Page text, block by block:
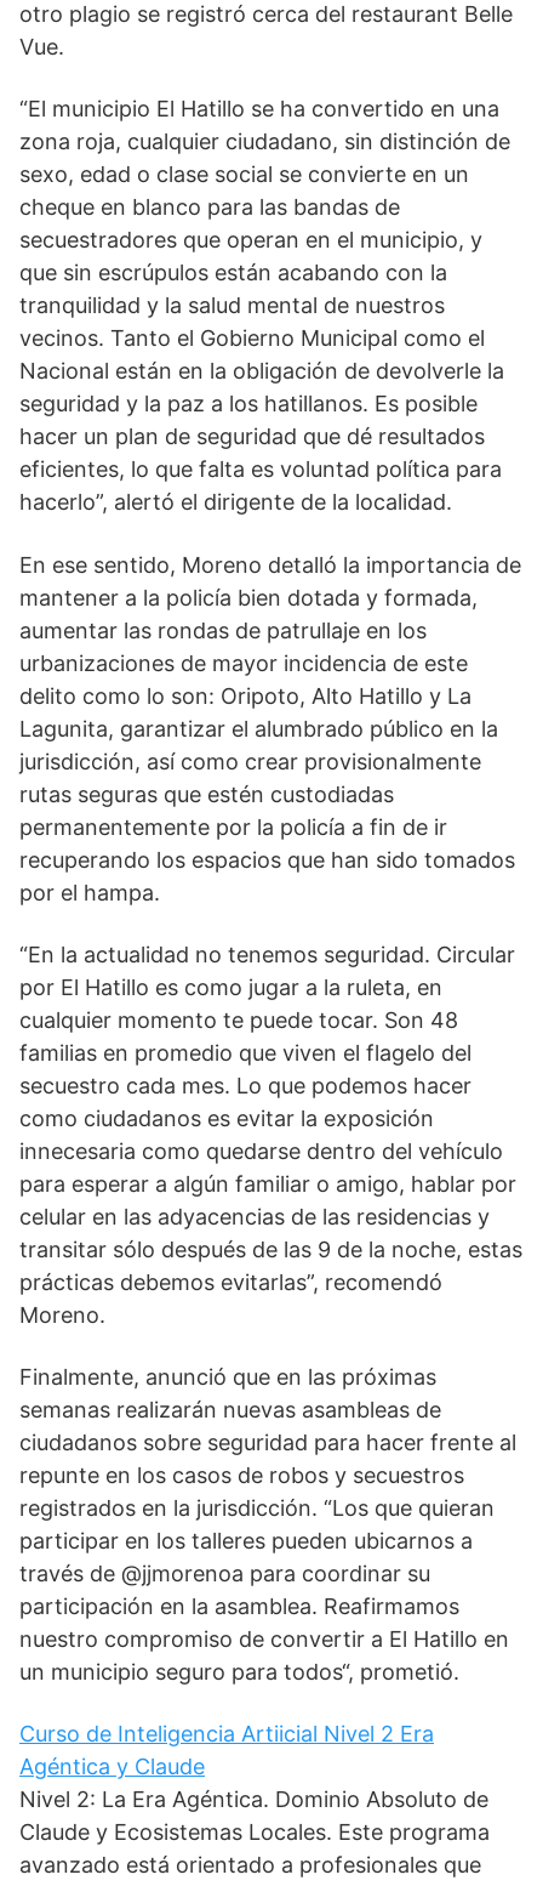
otro plagio se registró cerca del restaurant Belle
Vue.
“El municipio El Hatillo se ha convertido en una
zona roja, cualquier ciudadano, sin distinción de
sexo, edad o clase social se convierte en un
cheque en blanco para las bandas de
secuestradores que operan en el municipio, y
que sin escrúpulos están acabando con la
tranquilidad y la salud mental de nuestros
vecinos. Tanto el Gobierno Municipal como el
Nacional están en la obligación de devolverle la
seguridad y la paz a los hatillanos. Es posible
hacer un plan de seguridad que dé resultados
eficientes, lo que falta es voluntad política para
hacerlo”, alertó el dirigente de la localidad.
En ese sentido, Moreno detalló la importancia de
mantener a la policía bien dotada y formada,
aumentar las rondas de patrullaje en los
urbanizaciones de mayor incidencia de este
delito como lo son: Oripoto, Alto Hatillo y La
Lagunita, garantizar el alumbrado público en la
jurisdicción, así como crear provisionalmente
rutas seguras que estén custodiadas
permanentemente por la policía a fin de ir
recuperando los espacios que han sido tomados
por el hampa.
“En la actualidad no tenemos seguridad. Circular
por El Hatillo es como jugar a la ruleta, en
cualquier momento te puede tocar. Son 48
familias en promedio que viven el flagelo del
secuestro cada mes. Lo que podemos hacer
como ciudadanos es evitar la exposición
innecesaria como quedarse dentro del vehículo
para esperar a algún familiar o amigo, hablar por
celular en las adyacencias de las residencias y
transitar sólo después de las 9 de la noche, estas
prácticas debemos evitarlas”, recomendó
Moreno.
Finalmente, anunció que en las próximas
semanas realizarán nuevas asambleas de
ciudadanos sobre seguridad para hacer frente al
repunte en los casos de robos y secuestros
registrados en la jurisdicción. “Los que quieran
participar en los talleres pueden ubicarnos a
través de @jjmorenoa para coordinar su
participación en la asamblea. Reafirmamos
nuestro compromiso de convertir a El Hatillo en
un municipio seguro para todos“, prometió.
Curso de Inteligencia Artiicial Nivel 2 Era
Agéntica y Claude
Nivel 2: La Era Agéntica. Dominio Absoluto de
Claude y Ecosistemas Locales. Este programa
avanzado está orientado a profesionales que